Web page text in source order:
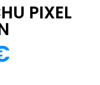
PIXEL